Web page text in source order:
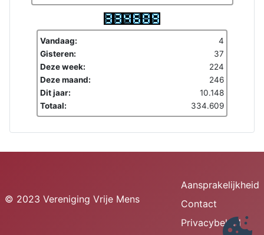
Vandaag:
4
Gisteren:
37
Deze week:
224
Deze maand:
246
Dit jaar:
10.148
Totaal:
334.609
© 2023 Vereniging Vrije Mens
Aansprakelijkheid
Contact
Privacybeleid